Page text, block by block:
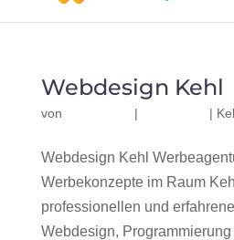
Webdesign Kehl
von | |
Webdesign Kehl
Werbekonzepte im Raum
professionellen und
Webdesign,